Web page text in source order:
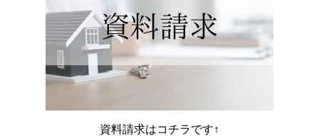
資料請求はコチラです↑